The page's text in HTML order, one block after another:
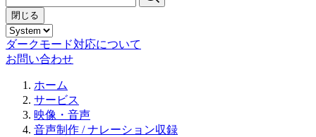
閉じる
ダークモード対応について
お問い合わせ
ホーム
サービス
映像・音声
音声制作 / ナレーション収録